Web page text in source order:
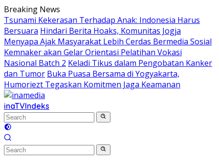
Skip
to
content
Breaking News
Tsunami Kekerasan Terhadap Anak: Indonesia Harus
Bersuara Hindari Berita Hoaks, Komunitas Jogja
Menyapa Ajak Masyarakat Lebih Cerdas Bermedia Sosial
Kemnaker akan Gelar Orientasi Pelatihan Vokasi
Nasional Batch 2 Keladi Tikus dalam Pengobatan Kanker
dan Tumor Buka Puasa Bersama di Yogyakarta,
Humoriezt Tegaskan Komitmen Jaga Keamanan
inaTVIndeks